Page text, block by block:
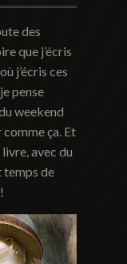
des
que j’écris
j’écris ces
pense
weekend
ça. Et
avec du
temps de